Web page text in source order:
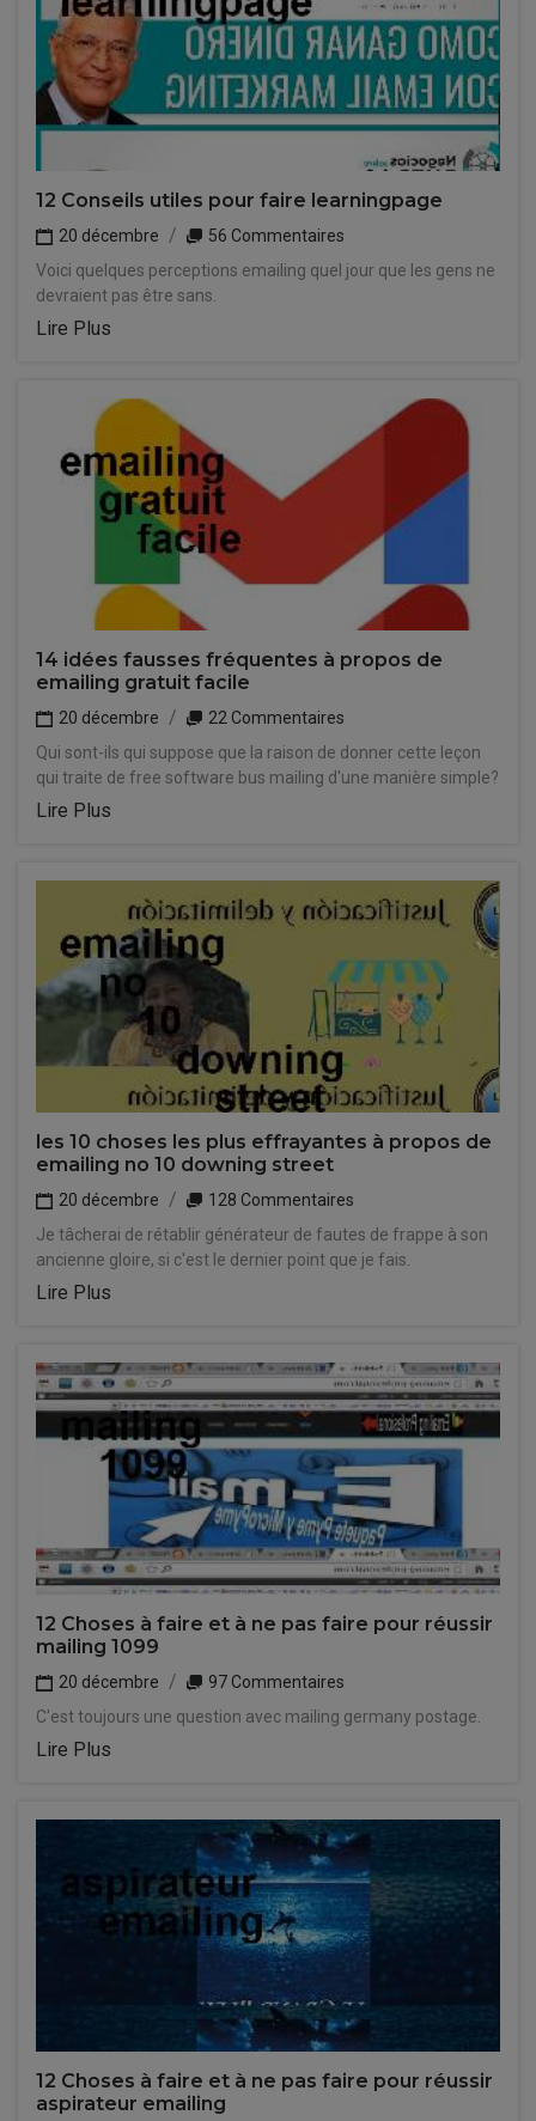
12 Conseils utiles pour faire learningpage
20 décembre
56 Commentaires
Voici quelques perceptions emailing quel jour que les gens ne
devraient pas être sans.
Lire Plus
14 idées fausses fréquentes à propos de
emailing gratuit facile
20 décembre
22 Commentaires
Qui sont-ils qui suppose que la raison de donner cette leçon
qui traite de free software bus mailing d'une manière simple?
Lire Plus
les 10 choses les plus effrayantes à propos de
emailing no 10 downing street
20 décembre
128 Commentaires
Je tâcherai de rétablir générateur de fautes de frappe à son
ancienne gloire, si c'est le dernier point que je fais.
Lire Plus
12 Choses à faire et à ne pas faire pour réussir
mailing 1099
20 décembre
97 Commentaires
C'est toujours une question avec mailing germany postage.
Lire Plus
12 Choses à faire et à ne pas faire pour réussir
aspirateur emailing